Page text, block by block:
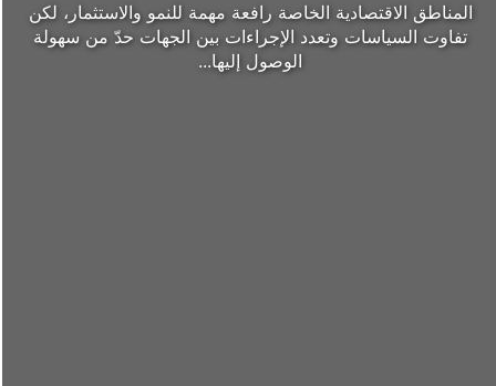
المناطق الاقتصادية الخاصة رافعة مهمة للنمو والاستثمار، لكن
تفاوت السياسات وتعدد الإجراءات بين الجهات حدّ من سهولة
الوصول إليها...